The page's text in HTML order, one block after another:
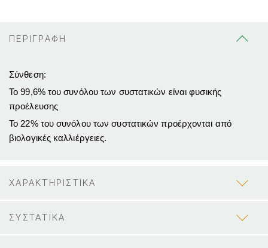
ΠΕΡΙΓΡΑΦΗ
Σύνθεση:
Το 99,6% του συνόλου των συστατικών είναι φυσικής
προέλευσης
Το 22% του συνόλου των συστατικών προέρχονται από
βιολογικές καλλιέργειες.
ΧΑΡΑΚΤΗΡΙΣΤΙΚΑ
ΣΥΣΤΑΤΙΚΑ